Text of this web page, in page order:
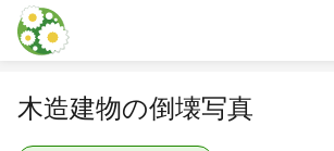
本文に飛ぶ
木造建物の倒壊写真